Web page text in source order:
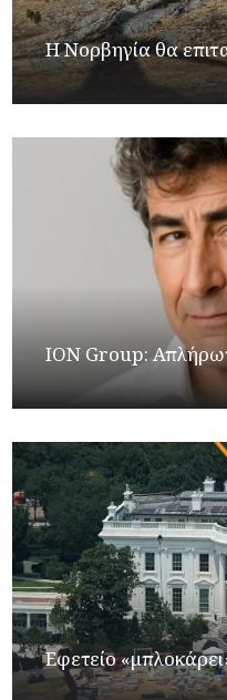
Η Νορβηγία θα
ION Group:
Εφετείο